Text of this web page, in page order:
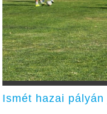
Ismét hazai